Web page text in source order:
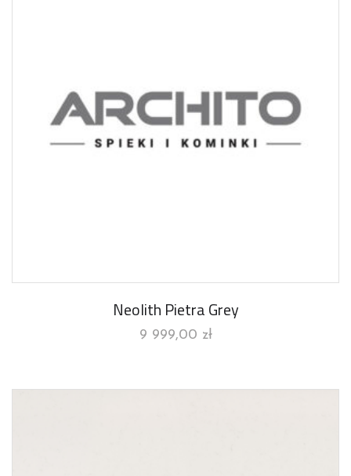
Neolith Pietra Grey
9 999,00 zł